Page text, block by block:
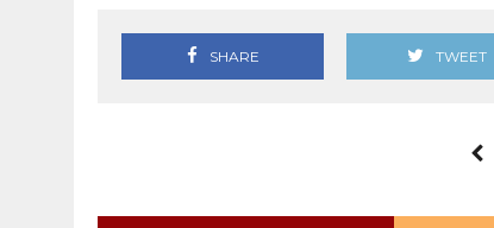
SHARE TWEET